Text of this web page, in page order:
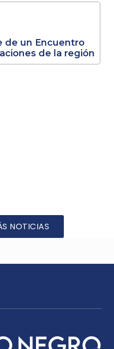
de un Encuentro
de la región
NOTICIAS